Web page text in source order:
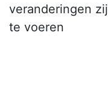
veranderingen
te voeren